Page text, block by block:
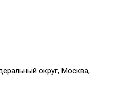
округ, Москва,